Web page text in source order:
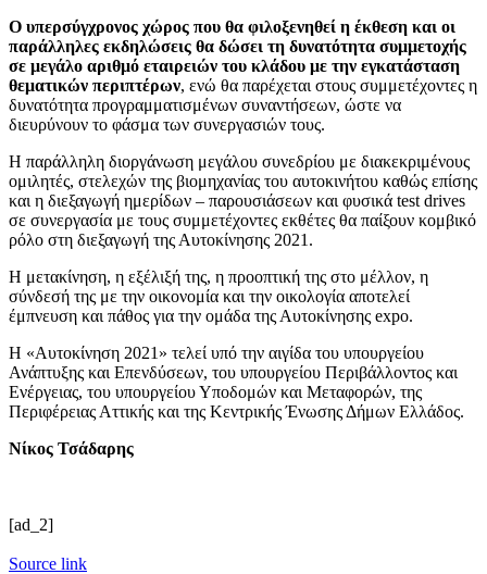
Ο υπερσύγχρονος χώρος που θα φιλοξενηθεί η έκθεση και οι
παράλληλες εκδηλώσεις θα δώσει τη δυνατότητα συμμετοχής
σε μεγάλο αριθμό εταιρειών του κλάδου με την εγκατάσταση
θεματικών περιπτέρων, ενώ θα παρέχεται στους συμμετέχοντες η
δυνατότητα προγραμματισμένων συναντήσεων, ώστε να
διευρύνουν το φάσμα των συνεργασιών τους.
Η παράλληλη διοργάνωση μεγάλου συνεδρίου με διακεκριμένους
ομιλητές, στελεχών της βιομηχανίας του αυτοκινήτου καθώς επίσης
και η διεξαγωγή ημερίδων – παρουσιάσεων και φυσικά test drives
σε συνεργασία με τους συμμετέχοντες εκθέτες θα παίξουν κομβικό
ρόλο στη διεξαγωγή της Αυτοκίνησης 2021.
Η μετακίνηση, η εξέλιξή της, η προοπτική της στο μέλλον, η
σύνδεσή της με την οικονομία και την οικολογία αποτελεί
έμπνευση και πάθος για την ομάδα της Αυτοκίνησης expo.
Η «Αυτοκίνηση 2021» τελεί υπό την αιγίδα του υπουργείου
Ανάπτυξης και Επενδύσεων, του υπουργείου Περιβάλλοντος και
Ενέργειας, του υπουργείου Υποδομών και Μεταφορών, της
Περιφέρειας Αττικής και της Κεντρικής Ένωσης Δήμων Ελλάδος.
Νίκος Τσάδαρης
[ad_2]
Source link